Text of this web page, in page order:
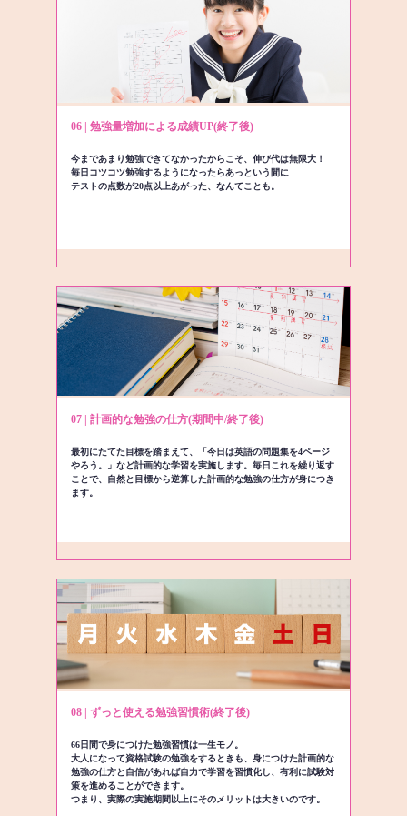
06 | 勉強量増加による成績UP(終了後)
今まであまり勉強できてなかったからこそ、伸び代は無限大！
毎日コツコツ勉強するようになったらあっという間に
テストの点数が20点以上あがった、なんてことも。
07 | 計画的な勉強の仕方(期間中/終了後)
最初にたてた目標を踏まえて、「今日は英語の問題集を4ページ
やろう。」など計画的な学習を実施します。毎日これを繰り返す
ことで、自然と目標から逆算した計画的な勉強の仕方が身につき
ます。
08 | ずっと使える勉強習慣術(終了後)
66日間で身につけた勉強習慣は一生モノ。
大人になって資格試験の勉強をするときも、身につけた計画的な
勉強の仕方と自信があれば自力で学習を習慣化し、有利に試験対
策を進めることができます。
つまり、実際の実施期間以上にそのメリットは大きいのです。